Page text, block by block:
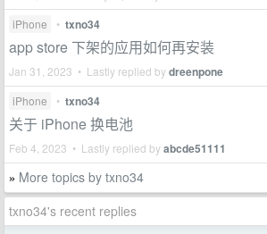
iPhone • txno34
app store 下架的应用如何再安装
Jan 31, 2023 • Lastly replied bydreenpone
iPhone • txno34
关于 iPhone 换电池
Feb 4, 2023 • Lastly replied byabcde51111
» More topics by txno34
txno34's recent replies